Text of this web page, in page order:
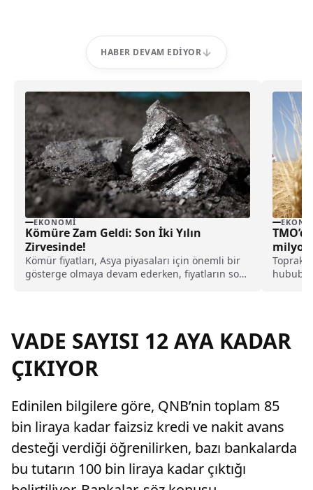
HABER DEVAM EDIYOR
EKONOMI
Kömüre Zam Geldi: Son İki Yılın
Zirvesinde!
Kömür fiyatları, Asya piyasaları için önemli bir
gösterge olmaya devam ederken, fiyatların son
milyon
Toprak
VADE SAYISI 12 AYA KADAR
ÇIKIYOR
Edinilen bilgilere göre, QNB’nin toplam 85
bin liraya kadar faizsiz kredi ve nakit avans
desteği verdiği öğrenilirken, bazı bankalarda
bu tutarın 100 bin liraya kadar çıktığı